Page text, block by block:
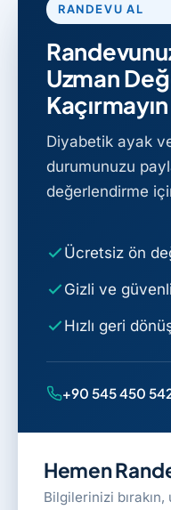
RANDEVU AL
Uzman
Kaçırmayın
Diyabetik ayak
durumunuzu
değerlendirme
Ücretsiz ön
Gizli ve
Hızlı geri
+90 545 450
Hemen
Bilgilerinizi